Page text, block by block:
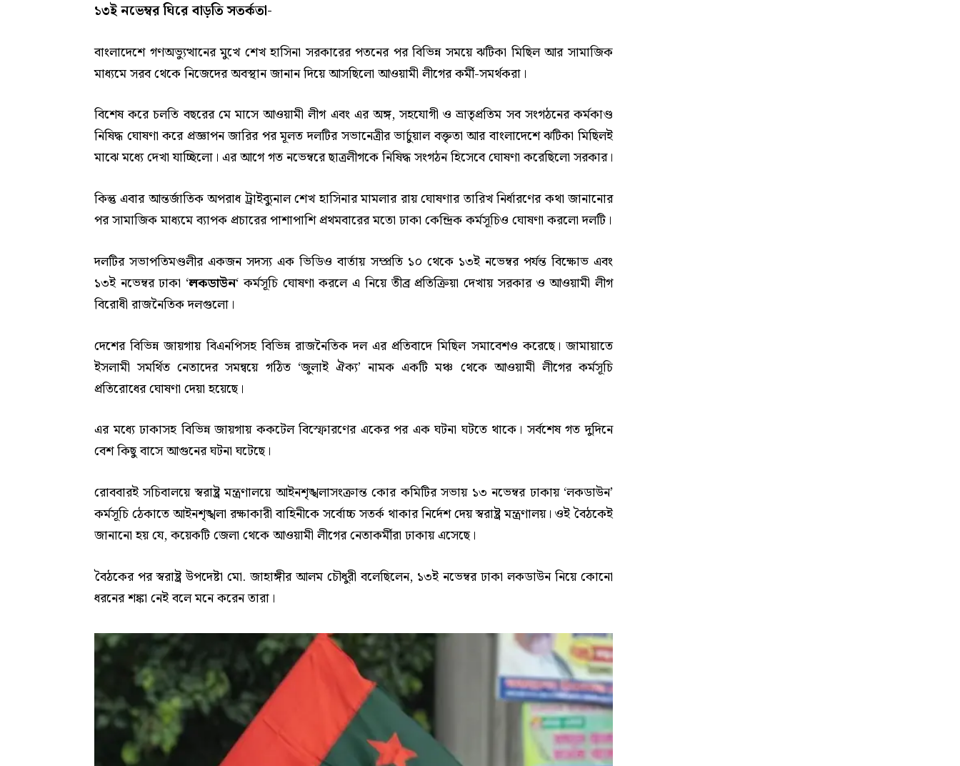
১৩ই নভেম্বর ঘিরে বাড়তি সতর্কতা-
বাংলাদেশে গণঅভ্যুত্থানের মুখে শেখ হাসিনা সরকারের পতনের পর বিভিন্ন সময়ে ঝটিকা মিছিল আর সামাজিক
মাধ্যমে সরব থেকে নিজেদের অবস্থান জানান দিয়ে আসছিলো আওয়ামী লীগের কর্মী-সমর্থকরা।
বিশেষ করে চলতি বছরের মে মাসে আওয়ামী লীগ এবং এর অঙ্গ, সহযোগী ও ভ্রাতৃপ্রতিম সব সংগঠনের কর্মকাণ্ড
নিষিদ্ধ ঘোষণা করে প্রজ্ঞাপন জারির পর মূলত দলটির সভানেত্রীর ভার্চুয়াল বক্তৃতা আর বাংলাদেশে ঝটিকা মিছিলই
মাঝে মধ্যে দেখা যাচ্ছিলো। এর আগে গত নভেম্বরে ছাত্রলীগকে নিষিদ্ধ সংগঠন হিসেবে ঘোষণা করেছিলো সরকার।
কিন্তু এবার আন্তর্জাতিক অপরাধ ট্রাইব্যুনাল শেখ হাসিনার মামলার রায় ঘোষণার তারিখ নির্ধারণের কথা জানানোর
পর সামাজিক মাধ্যমে ব্যাপক প্রচারের পাশাপাশি প্রথমবারের মতো ঢাকা কেন্দ্রিক কর্মসূচিও ঘোষণা করলো দলটি।
দলটির সভাপতিমণ্ডলীর একজন সদস্য এক ভিডিও বার্তায় সম্প্রতি ১০ থেকে ১৩ই নভেম্বর পর্যন্ত বিক্ষোভ এবং
১৩ই নভেম্বর ঢাকা ‘লকডাউন‘ কর্মসূচি ঘোষণা করলে এ নিয়ে তীব্র প্রতিক্রিয়া দেখায় সরকার ও আওয়ামী লীগ
বিরোধী রাজনৈতিক দলগুলো।
দেশের বিভিন্ন জায়গায় বিএনপিসহ বিভিন্ন রাজনৈতিক দল এর প্রতিবাদে মিছিল সমাবেশও করেছে। জামায়াতে
ইসলামী সমর্থিত নেতাদের সমন্বয়ে গঠিত ‘জুলাই ঐক্য’ নামক একটি মঞ্চ থেকে আওয়ামী লীগের কর্মসূচি
প্রতিরোধের ঘোষণা দেয়া হয়েছে।
এর মধ্যে ঢাকাসহ বিভিন্ন জায়গায় ককটেল বিস্ফোরণের একের পর এক ঘটনা ঘটতে থাকে। সর্বশেষ গত দুদিনে
বেশ কিছু বাসে আগুনের ঘটনা ঘটেছে।
রোববারই সচিবালয়ে স্বরাষ্ট্র মন্ত্রণালয়ে আইনশৃঙ্খলাসংক্রান্ত কোর কমিটির সভায় ১৩ নভেম্বর ঢাকায় ‘লকডাউন’
কর্মসূচি ঠেকাতে আইনশৃঙ্খলা রক্ষাকারী বাহিনীকে সর্বোচ্চ সতর্ক থাকার নির্দেশ দেয় স্বরাষ্ট্র মন্ত্রণালয়। ওই বৈঠকেই
জানানো হয় যে, কয়েকটি জেলা থেকে আওয়ামী লীগের নেতাকর্মীরা ঢাকায় এসেছে।
বৈঠকের পর স্বরাষ্ট্র উপদেষ্টা মো. জাহাঙ্গীর আলম চৌধুরী বলেছিলেন, ১৩ই নভেম্বর ঢাকা লকডাউন নিয়ে কোনো
ধরনের শঙ্কা নেই বলে মনে করেন তারা।